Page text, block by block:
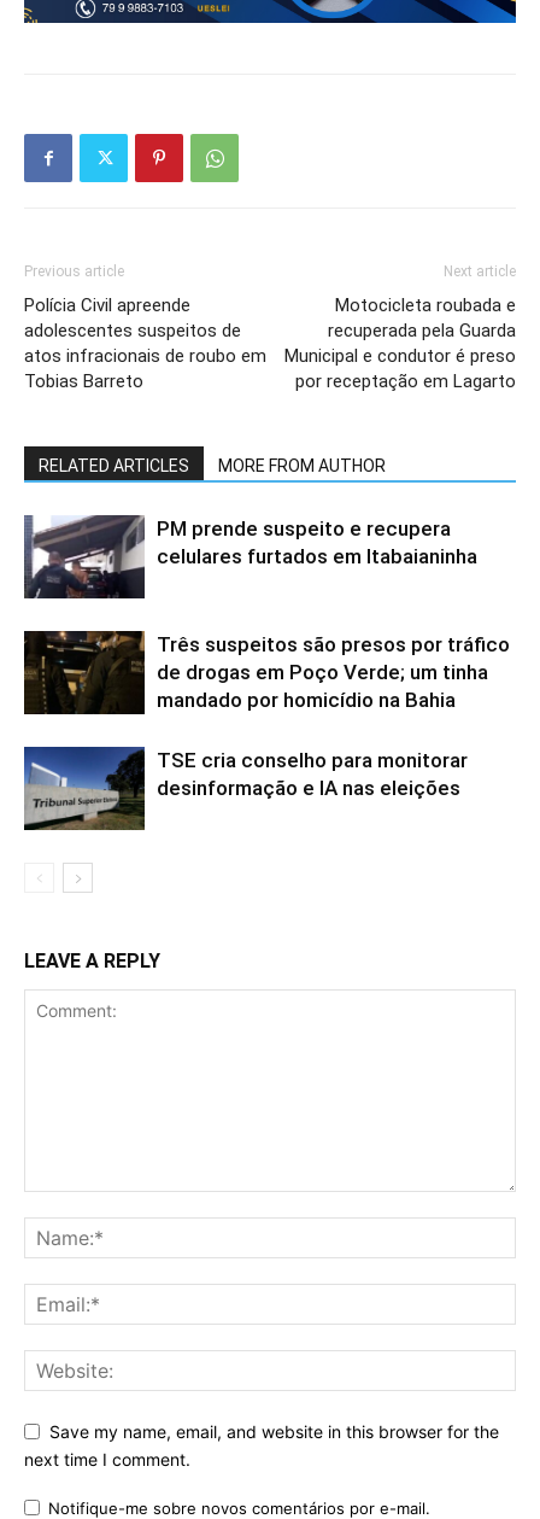
Previous article
Polícia Civil apreende
adolescentes suspeitos de
atos infracionais de roubo em
Tobias Barreto
Next article
Motocicleta roubada e
recuperada pela Guarda
Municipal e condutor é preso
por receptação em Lagarto
RELATED ARTICLES MORE FROM AUTHOR
PM prende suspeito e recupera
celulares furtados em Itabaianinha
Três suspeitos são presos por tráfico
de drogas em Poço Verde; um tinha
mandado por homicídio na Bahia
TSE cria conselho para monitorar
desinformação e IA nas eleições
LEAVE A REPLY
Save my name, email, and website in this browser for the
next time I comment.
Notifique-me sobre novos comentários por e-mail.